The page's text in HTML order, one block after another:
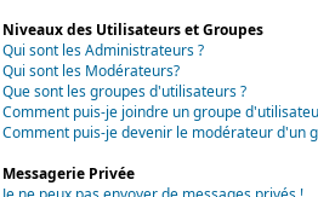
Niveaux des Utilisateurs et Groupes
Qui sont les Administrateurs ?
Qui sont les Modérateurs?
Que sont les groupes d'utilisateurs ?
Comment puis-je joindre un groupe
Comment puis-je devenir le modérateur d'un
Messagerie Privée